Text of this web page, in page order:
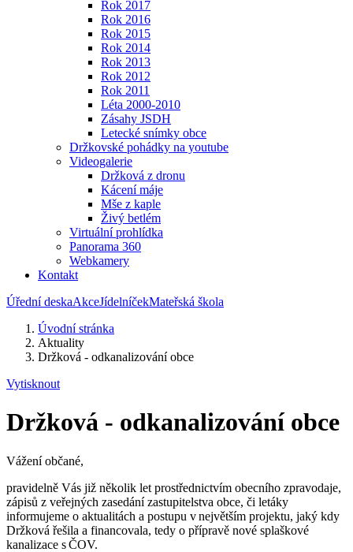
Rok 2017
Rok 2016
Rok 2015
Rok 2014
Rok 2013
Rok 2012
Rok 2011
Léta 2000-2010
Zásahy JSDH
Letecké snímky obce
Držkovské pohádky na youtube
Videogalerie
Držková z dronu
Kácení máje
Mše z kaple
Živý betlém
Virtuální prohlídka
Panorama 360
Webkamery
Kontakt
Úřední deskaAkceJídelníčekMateřská škola
Úvodní stránka
Aktuality
Držková - odkanalizování obce
Vytisknout
Držková - odkanalizování obce
Vážení občané,
pravidelně Vás již několik let prostřednictvím obecního zpravodaje,
zápisů z veřejných zasedání zastupitelstva obce, či letáky
informujeme o aktualitách a postupu v největším projektu, jaký kdy
Držková řešila a financovala, tedy o přípravě nové splaškové
kanalizace s ČOV.